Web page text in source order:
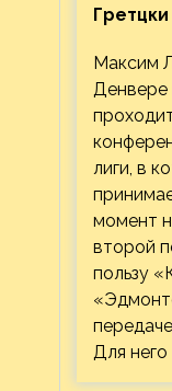
Максим
Денвере
лиги, в
момент
второй
пользу
Для него